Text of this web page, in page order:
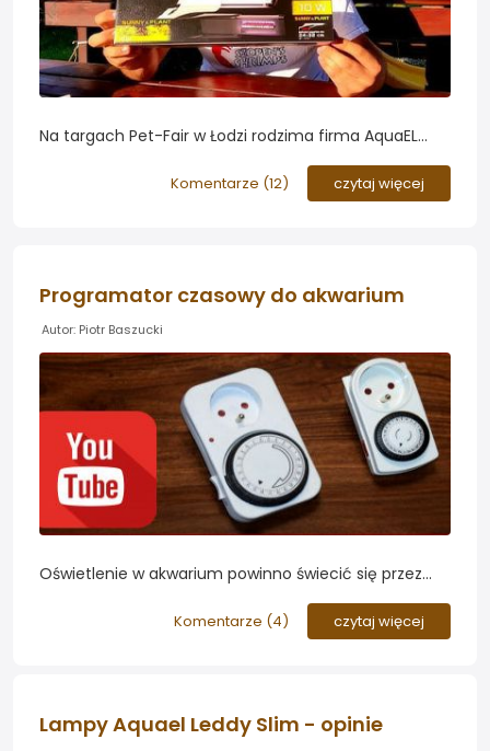
Na targach Pet-Fair w Łodzi rodzima firma AquaEL
nano-akwariów w postaci lampli Leddy SLIM Duo
wyposażoną w podwójną ilość diod LED...
Komentarze (12) czytaj więcej
Programator czasowy do akwarium
Autor: Piotr Baszucki
Oświetlenie w akwarium powinno świecić się przez
tani programator czasowy. Rafał Kozera w serii
AkwaGadka pokazuje najprostsze i najtańsze
Komentarze (4) czytaj więcej
Lampy Aquael Leddy Slim - opinie